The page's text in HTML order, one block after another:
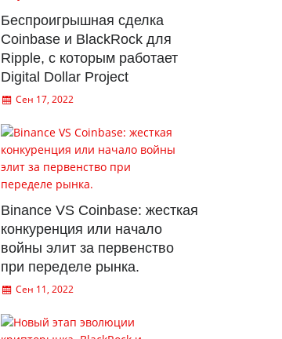
Беспроигрышная сделка
Coinbase и BlackRock для
Ripple, с которым работает
Digital Dollar Project
Сен 17, 2022
Binance VS Coinbase: жесткая
конкуренция или начало
войны элит за первенство
при переделе рынка.
Сен 11, 2022